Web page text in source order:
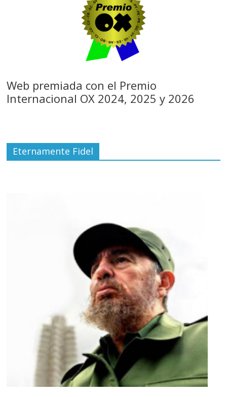
Web premiada con el Premio
Internacional OX 2024, 2025 y 2026
Eternamente Fidel